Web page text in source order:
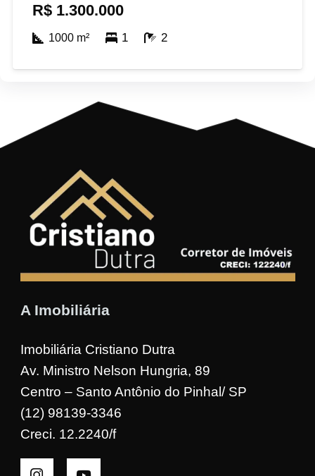
R$ 1.300.000
1000m² 1 2
A Imobiliária
Imobiliária Cristiano Dutra
Av. Ministro Nelson Hungria, 89
Centro – Santo Antônio do Pinhal/ SP
(12) 98139-3346
Creci. 12.2240/f